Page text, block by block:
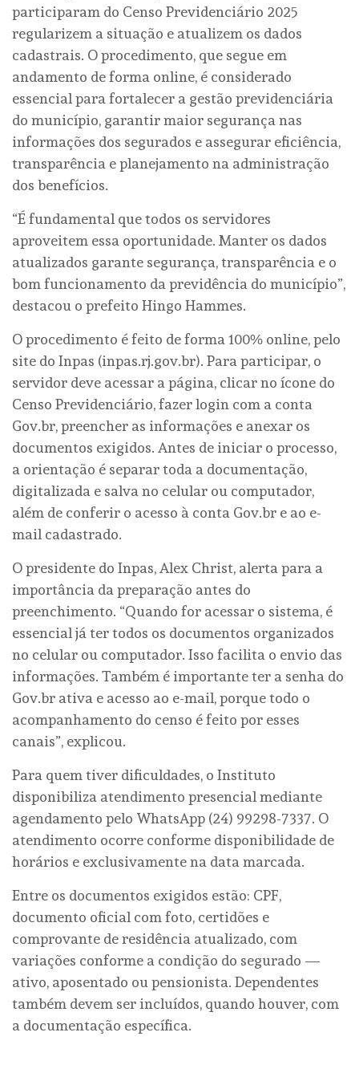
participaram do Censo Previdenciário 2025
regularizem a situação e atualizem os dados
cadastrais. O procedimento, que segue em
andamento de forma online, é considerado
essencial para fortalecer a gestão previdenciária
do município, garantir maior segurança nas
informações dos segurados e assegurar eficiência,
transparência e planejamento na administração
dos benefícios.
“É fundamental que todos os servidores
aproveitem essa oportunidade. Manter os dados
atualizados garante segurança, transparência e o
bom funcionamento da previdência do município”,
destacou o prefeito Hingo Hammes.
O procedimento é feito de forma 100% online, pelo
site do Inpas (inpas.rj.gov.br). Para participar, o
servidor deve acessar a página, clicar no ícone do
Censo Previdenciário, fazer login com a conta
Gov.br, preencher as informações e anexar os
documentos exigidos. Antes de iniciar o processo,
a orientação é separar toda a documentação,
digitalizada e salva no celular ou computador,
além de conferir o acesso à conta Gov.br e ao e-
mail cadastrado.
O presidente do Inpas, Alex Christ, alerta para a
importância da preparação antes do
preenchimento. “Quando for acessar o sistema, é
essencial já ter todos os documentos organizados
no celular ou computador. Isso facilita o envio das
informações. Também é importante ter a senha do
Gov.br ativa e acesso ao e-mail, porque todo o
acompanhamento do censo é feito por esses
canais”, explicou.
Para quem tiver dificuldades, o Instituto
disponibiliza atendimento presencial mediante
agendamento pelo WhatsApp (24) 99298-7337. O
atendimento ocorre conforme disponibilidade de
horários e exclusivamente na data marcada.
Entre os documentos exigidos estão: CPF,
documento oficial com foto, certidões e
comprovante de residência atualizado, com
variações conforme a condição do segurado —
ativo, aposentado ou pensionista. Dependentes
também devem ser incluídos, quando houver, com
a documentação específica.